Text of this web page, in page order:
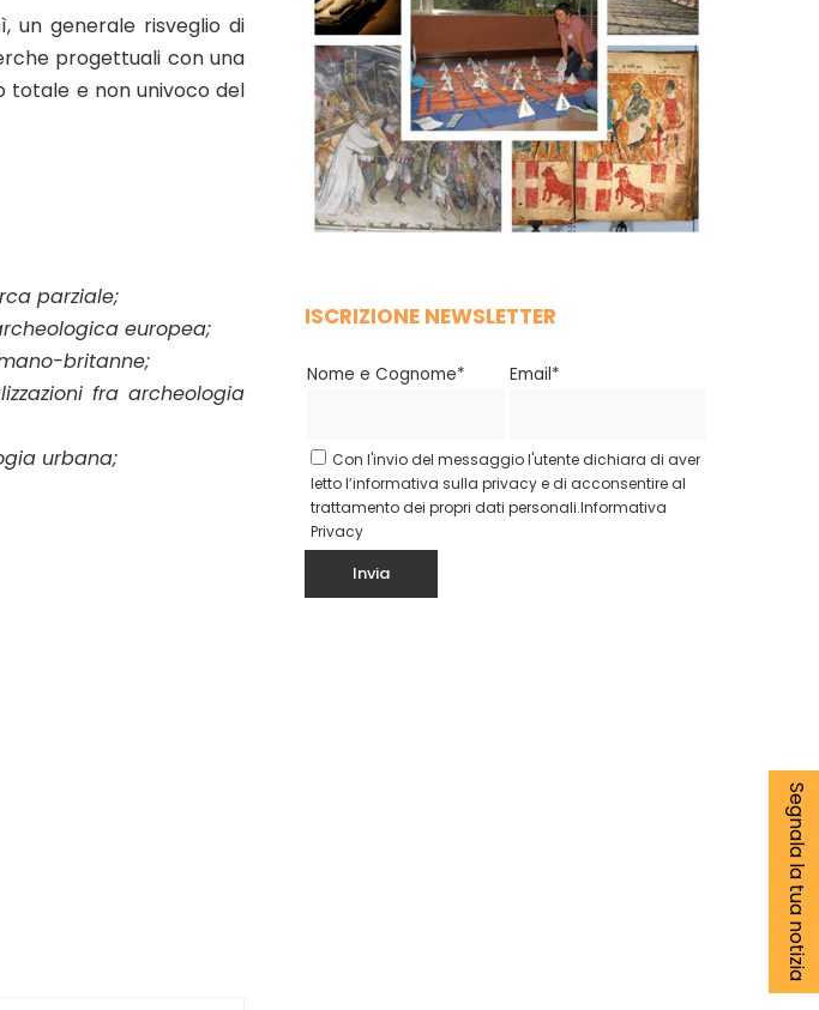
un generale risveglio di
progettuali con una
totale e non univoco del
parziale;
europea;
britanne;
fra archeologia
urbana;
ISCRIZIONE NEWSLETTER
Nome e Cognome* Email*
Con l'invio del messaggio l'utente dichiara di aver
letto l’informativa sulla privacy e di acconsentire al
trattamento dei propri dati personali.Informativa
Privacy
Segnala la tua notizia